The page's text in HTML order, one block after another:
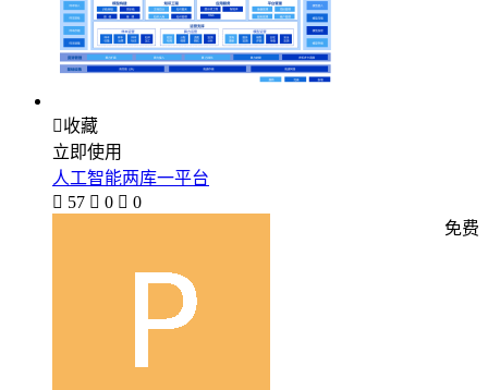
收藏
立即使用
人工智能两库一平台
 57  0  0
免费